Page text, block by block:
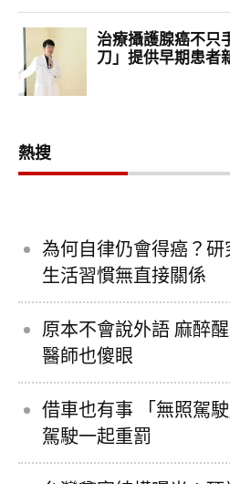
熱搜
為何自律仍會得癌？
生活習慣無直接關係
原本不會說外語 麻醉
醫師也傻眼
借車也有事 「無照駕
駕駛一起重罰